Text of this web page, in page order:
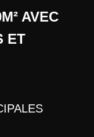
AVEC
ET